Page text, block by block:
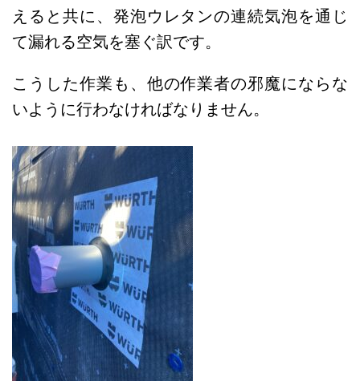
えると共に、発泡ウレタンの連続気泡を通じ
て漏れる空気を塞ぐ訳です。
こうした作業も、他の作業者の邪魔にならな
いように行わなければなりません。